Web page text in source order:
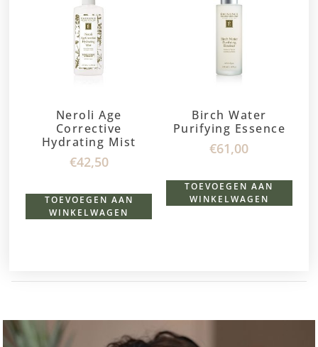
Neroli Age
Corrective
Hydrating Mist
€42,50
TOEVOEGEN AAN
WINKELWAGEN
Birch Water
Purifying Essence
€61,00
TOEVOEGEN AAN
WINKELWAGEN